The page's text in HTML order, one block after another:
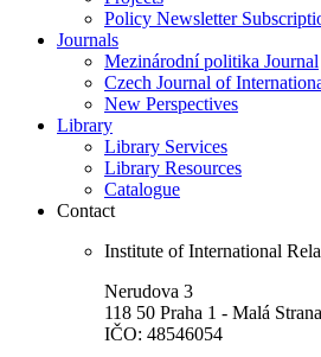
Policy Newsletter
Journals
Mezinárodní politika Journal
Czech Journal of
New Perspectives
Library
Library Services
Library Resources
Catalogue
Contact
Institute of International
Nerudova 3
118 50 Praha 1 - Malá Strana
IČO: 48546054